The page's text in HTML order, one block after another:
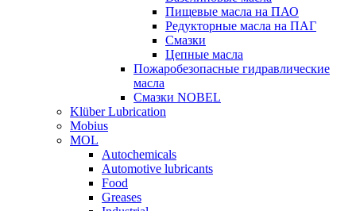
Пищевые масла на ПАО
Редукторные масла на ПАГ
Смазки
Цепные масла
Пожаробезопасные гидравлические
масла
Смазки NOBEL
Klüber Lubrication
Mobius
MOL
Autochemicals
Automotive lubricants
Food
Greases